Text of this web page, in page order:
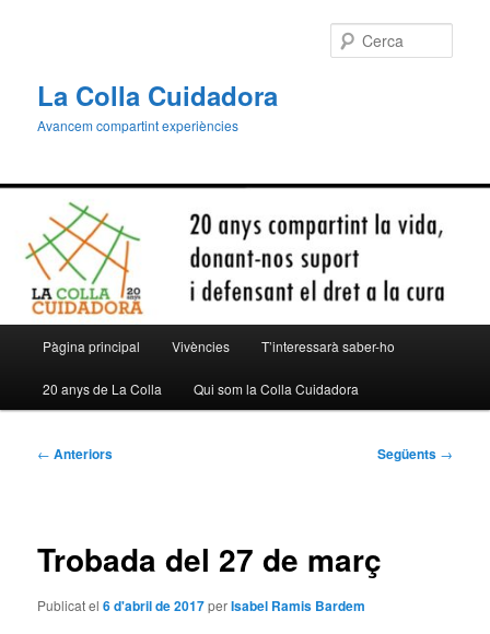
La Colla Cuidadora
Avancem compartint experiències
principal
Pàgina principal Vivències T’interessarà saber-ho
20 anys de La Colla Qui som la Colla Cuidadora
Navegació
← Anteriors Següents →
Trobada del 27 de març
Publicat el6 d'abril de 2017perIsabel Ramis Bardem